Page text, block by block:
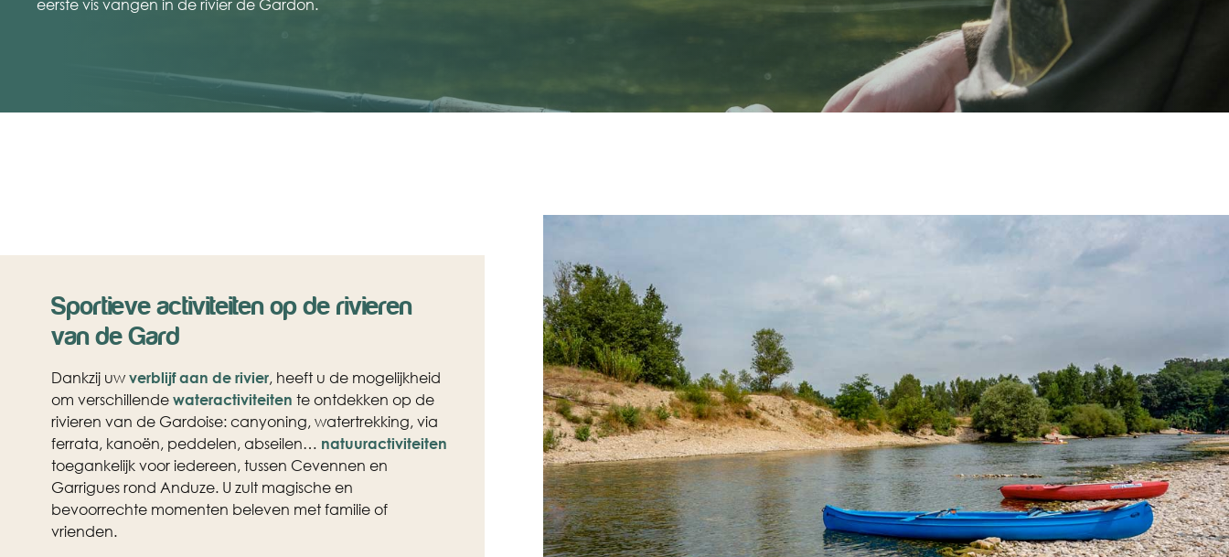
eerste vis vangen in de rivier de Gardon.
Sportieve activiteiten op de rivieren
van de Gard
Dankzij uw verblijf aan de rivier, heeft u de mogelijkheid
om verschillende wateractiviteiten te ontdekken op de
rivieren van de Gardoise: canyoning, watertrekking, via
ferrata, kanoën, peddelen, abseilen… natuuractiviteiten
toegankelijk voor iedereen, tussen Cevennen en
Garrigues rond Anduze. U zult magische en
bevoorrechte momenten beleven met familie of
vrienden.